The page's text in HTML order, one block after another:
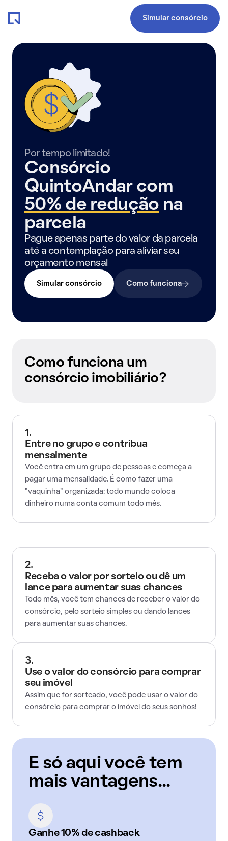
Simular consórcio
Por tempo limitado!
Consórcio
QuintoAndar com
50% de redução na
parcela
Pague apenas parte do valor da parcela
até a contemplação para aliviar seu
orçamento mensal
Simular consórcio Como funciona
Como funciona um
consórcio imobiliário?
1.
Entre no grupo e contribua
mensalmente
Você entra em um grupo de pessoas e começa a
pagar uma mensalidade. É como fazer uma
"vaquinha" organizada: todo mundo coloca
dinheiro numa conta comum todo mês.
2.
Receba o valor por sorteio ou dê um
lance para aumentar suas chances
Todo mês, você tem chances de receber o valor do
consórcio, pelo sorteio simples ou dando lances
para aumentar suas chances.
3.
Use o valor do consórcio para comprar
seu imóvel
Assim que for sorteado, você pode usar o valor do
consórcio para comprar o imóvel do seus sonhos!
E só aqui você tem
mais vantagens...
Ganhe 10% de cashback